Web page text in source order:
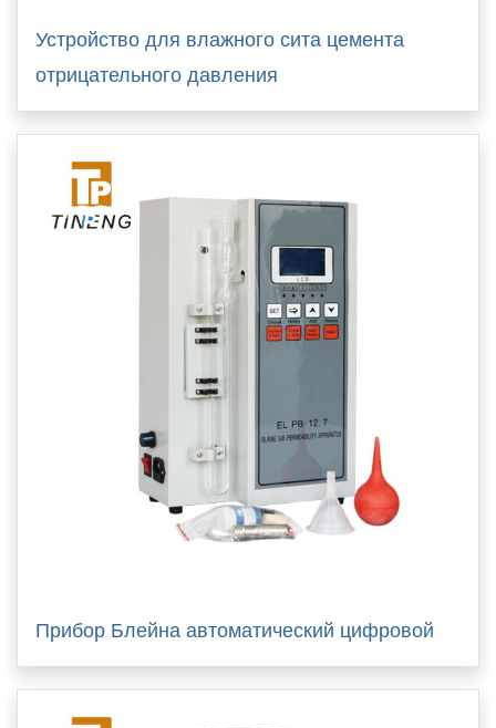
Устройство для влажного сита цемента
отрицательного давления
Прибор Блейна автоматический цифровой